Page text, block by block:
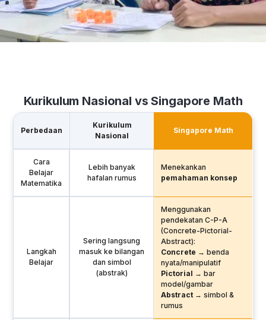
Kurikulum Nasional vs Singapore Math
Perbedaan
Kurikulum
Nasional
Singapore Math
Cara
Belajar
Matematika
Lebih banyak
hafalan rumus
Menekankan
pemahaman konsep
Langkah
Belajar
Sering langsung
masuk ke bilangan
dan simbol
(abstrak)
Menggunakan
pendekatan C-P-A
(Concrete-Pictorial-
Abstract):
Concrete → benda
nyata/manipulatif
Pictorial → bar
model/gambar
Abstract → simbol &
rumus